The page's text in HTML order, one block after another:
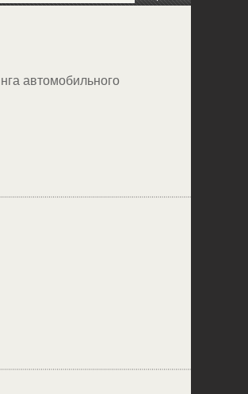
автомобильного